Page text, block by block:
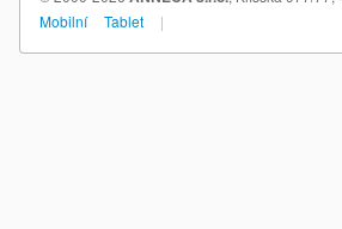
Mobilní
Tablet |